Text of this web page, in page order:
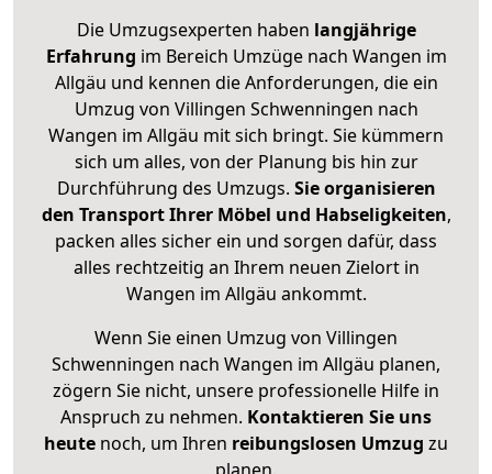
Die Umzugsexperten haben langjährige
Erfahrung im Bereich Umzüge nach Wangen im
Allgäu und kennen die Anforderungen, die ein
Umzug von Villingen Schwenningen nach
Wangen im Allgäu mit sich bringt. Sie kümmern
sich um alles, von der Planung bis hin zur
Durchführung des Umzugs. Sie organisieren
den Transport Ihrer Möbel und Habseligkeiten,
packen alles sicher ein und sorgen dafür, dass
alles rechtzeitig an Ihrem neuen Zielort in
Wangen im Allgäu ankommt.
Wenn Sie einen Umzug von Villingen
Schwenningen nach Wangen im Allgäu planen,
zögern Sie nicht, unsere professionelle Hilfe in
Anspruch zu nehmen. Kontaktieren Sie uns
heute noch, um Ihren reibungslosen Umzug zu